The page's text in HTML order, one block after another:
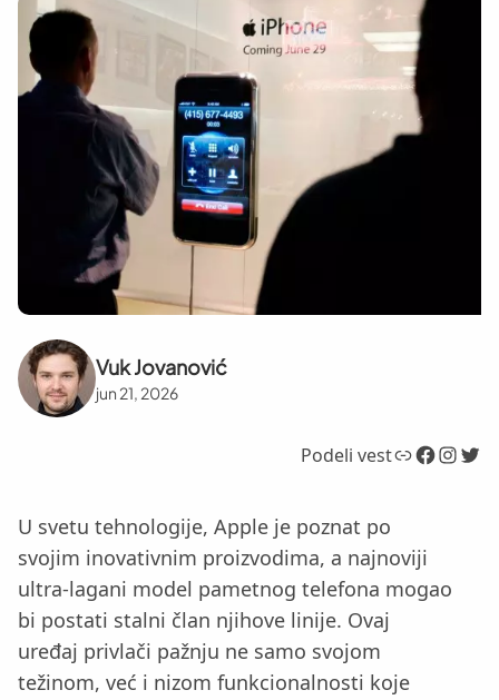
Vuk Jovanović
jun 21, 2026
Podeli vestLink Facebook InstagramTwitter
U svetu tehnologije, Apple je poznat po
svojim inovativnim proizvodima, a najnoviji
ultra-lagani model pametnog telefona mogao
bi postati stalni član njihove linije. Ovaj
uređaj privlači pažnju ne samo svojom
težinom, već i nizom funkcionalnosti koje